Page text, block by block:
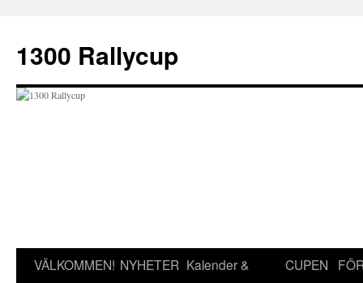
innehåll
1300 Rallycup
VÄLKOMMEN! NYHETER Kalender &
CUPEN